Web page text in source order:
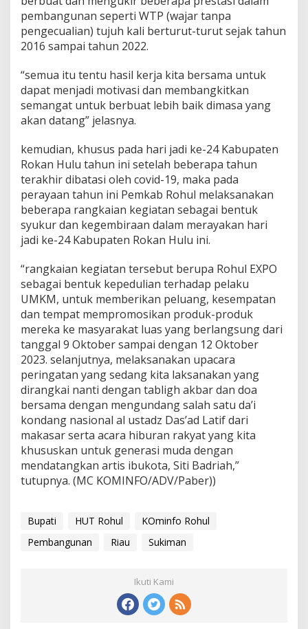
pembangunan seperti WTP (wajar tanpa
pengecualian) tujuh kali berturut-turut sejak tahun
2016 sampai tahun 2022.
“semua itu tentu hasil kerja kita bersama untuk
dapat menjadi motivasi dan membangkitkan
semangat untuk berbuat lebih baik dimasa yang
akan datang” jelasnya.
kemudian, khusus pada hari jadi ke-24 Kabupaten
Rokan Hulu tahun ini setelah beberapa tahun
terakhir dibatasi oleh covid-19, maka pada
perayaan tahun ini Pemkab Rohul melaksanakan
beberapa rangkaian kegiatan sebagai bentuk
syukur dan kegembiraan dalam merayakan hari
jadi ke-24 Kabupaten Rokan Hulu ini.
“rangkaian kegiatan tersebut berupa Rohul EXPO
sebagai bentuk kepedulian terhadap pelaku
UMKM, untuk memberikan peluang, kesempatan
dan tempat mempromosikan produk-produk
mereka ke masyarakat luas yang berlangsung dari
tanggal 9 Oktober sampai dengan 12 Oktober
2023. selanjutnya, melaksanakan upacara
peringatan yang sedang kita laksanakan yang
dirangkai nanti dengan tabligh akbar dan doa
bersama dengan mengundang salah satu da’i
kondang nasional al ustadz Das’ad Latif dari
makasar serta acara hiburan rakyat yang kita
khususkan untuk generasi muda dengan
mendatangkan artis ibukota, Siti Badriah,”
tutupnya. (MC KOMINFO/ADV/Paber))
Bupati HUT Rohul
KOminfo Rohul
Pembangunan
Riau Sukiman
Ikuti Kami